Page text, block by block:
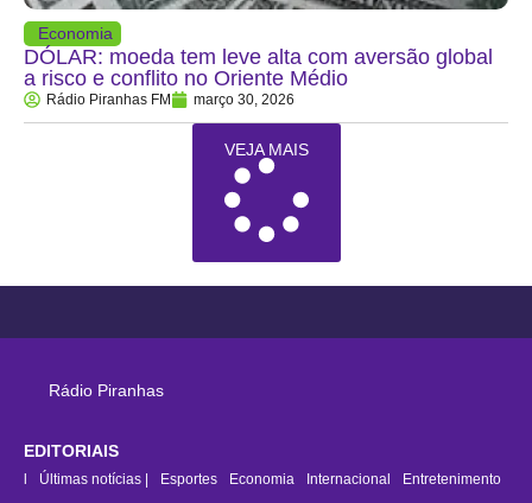
Economia
DÓLAR: moeda tem leve alta com aversão global
a risco e conflito no Oriente Médio
Rádio Piranhas FM março 30, 2026
VEJA MAIS
Rádio Piranhas
EDITORIAIS
Últimas notícias | Esportes Economia Internacional Entretenimento